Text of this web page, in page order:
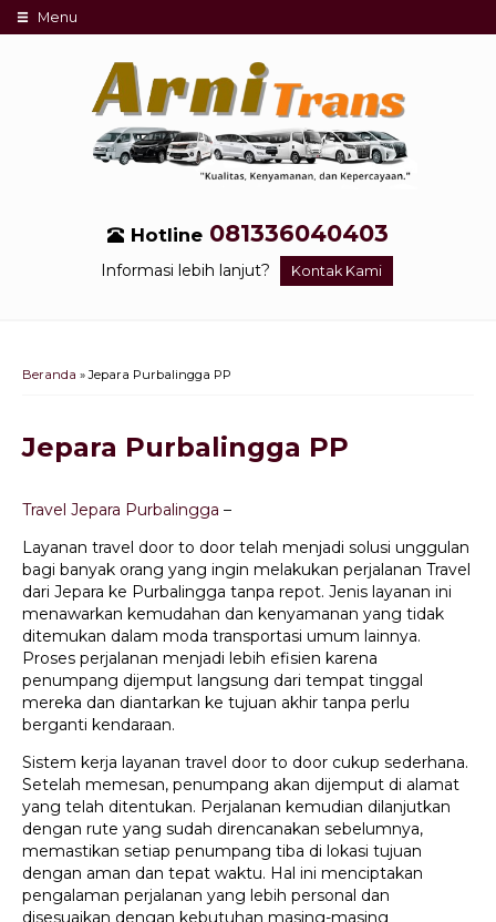
Menu
Hotline 081336040403
Informasi lebih lanjut? Kontak Kami
Beranda »Jepara Purbalingga PP
Jepara Purbalingga PP
Travel Jepara Purbalingga –
Layanan travel door to door telah menjadi solusi unggulan
bagi banyak orang yang ingin melakukan perjalanan Travel
dari Jepara ke Purbalingga tanpa repot. Jenis layanan ini
menawarkan kemudahan dan kenyamanan yang tidak
ditemukan dalam moda transportasi umum lainnya.
Proses perjalanan menjadi lebih efisien karena
penumpang dijemput langsung dari tempat tinggal
mereka dan diantarkan ke tujuan akhir tanpa perlu
berganti kendaraan.
Sistem kerja layanan travel door to door cukup sederhana.
Setelah memesan, penumpang akan dijemput di alamat
yang telah ditentukan. Perjalanan kemudian dilanjutkan
dengan rute yang sudah direncanakan sebelumnya,
memastikan setiap penumpang tiba di lokasi tujuan
dengan aman dan tepat waktu. Hal ini menciptakan
pengalaman perjalanan yang lebih personal dan
disesuaikan dengan kebutuhan masing-masing